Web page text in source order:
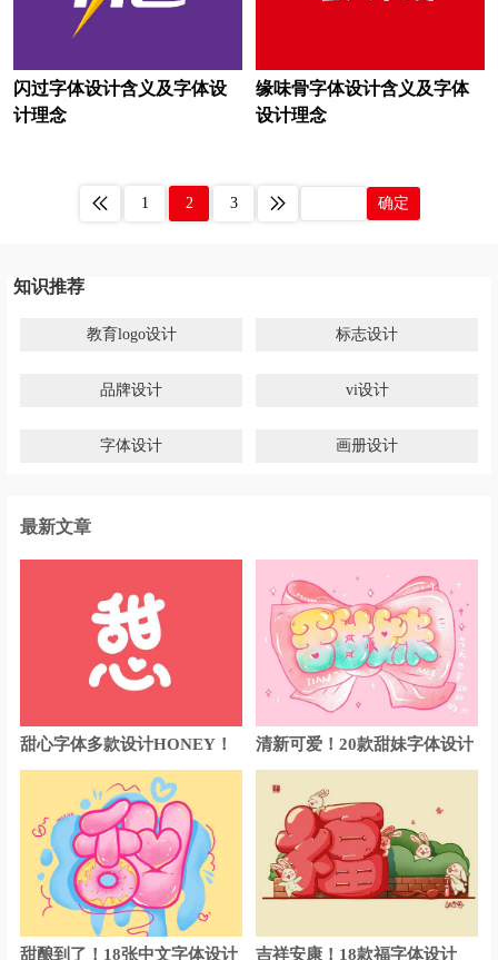
烧酒logo设计
石油公司logo设计 生物科技logo设计
商务车logo设计
手机logo设计
商店logo设计
调味品logo设计 碳酸饮料logo设计
童车logo设计 涂料logo设计
太阳能logo设计 童装logo设计
投影仪logo设计 甜品logo设计
投资管理logo设计 托儿所logo设计
图书馆logo设计 腾讯logo设计
威士忌logo设计 卫浴logo设计
外国车logo设计 物流logo设计
网络logo设计
闪过字体设计含义及字体设
计理念
缘味骨字体设计含义及字体
设计理念
1 2 3 确定
知识推荐
教育logo设计 标志设计
品牌设计 vi设计
字体设计 画册设计
最新文章
甜心字体多款设计HONEY！ 清新可爱！20款甜妹字体设计
甜酿到了！18张中文字体设计 吉祥安康！18款福字体设计